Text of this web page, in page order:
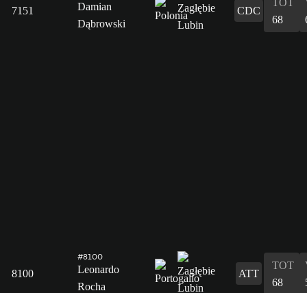
7151
Damian
Dąbrowski
CDC
68
8100
#8100
Leonardo
Rocha
ATT
TOT
68